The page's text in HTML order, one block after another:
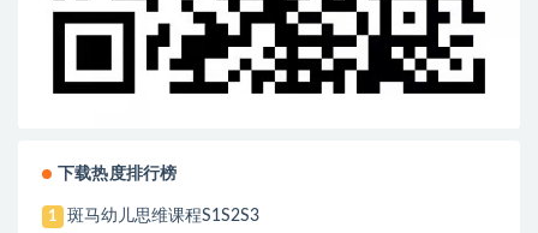
下载热度排行榜
1 斑马幼儿思维课程S1S2S3